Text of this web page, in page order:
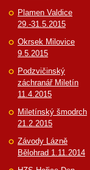
Plamen Valdice
29.-31.5.2015
Okrsek Milovice
9.5.2015
Podzvičinský
záchranář Miletín
11.4.2015
Miletínský šmodrch
21.2.2015
Závody Lázně
Bělohrad 1.11.2014